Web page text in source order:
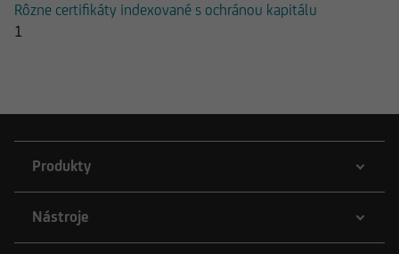
Rôzne certifikáty indexované s ochránou kapitálu
1
Produkty
Nástroje